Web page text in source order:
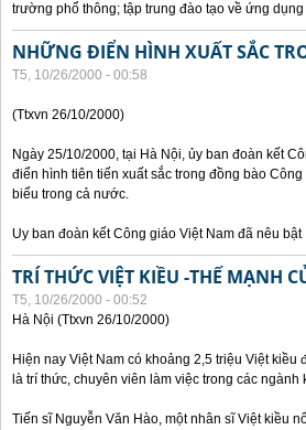
trường phổ thông; tập trung đào tạo về ứng
NHỮNG ĐIỂN HÌNH XUẤT SẮC
T5, 10/26/2000 - 00:58
(Ttxvn 26/10/2000)
Ngày 25/10/2000, tại Hà Nội, ủy ban đoàn kết
điển hình tiên tiến xuất sắc trong đồng bào
biểu trong cả nước.
Uy ban đoàn kết Công giáo Việt Nam đã nêu bật
TRÍ THỨC VIỆT KIỀU -THẾ MẠNH
T5, 10/26/2000 - 00:52
Hà Nội (Ttxvn 26/10/2000)
Hiện nay Việt Nam có khoảng 2,5 triệu Việt
là trí thức, chuyên viên làm việc trong các
Tiến sĩ Nguyễn Văn Hào, một nhân sĩ Việt kiều